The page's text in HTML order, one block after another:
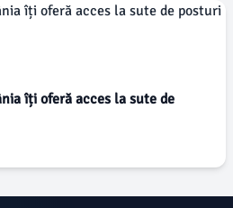
îți oferă acces la sute de